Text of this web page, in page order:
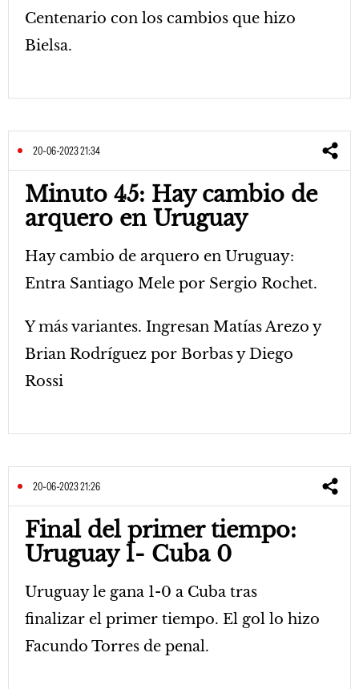
Centenario con los cambios que hizo
Bielsa.
20-06-2023 21:34
Minuto 45: Hay cambio de
arquero en Uruguay
Hay cambio de arquero en Uruguay:
Entra Santiago Mele por Sergio Rochet.
Y más variantes. Ingresan Matías Arezo y
Brian Rodríguez por Borbas y Diego
Rossi
20-06-2023 21:26
Final del primer tiempo:
Uruguay 1- Cuba 0
Uruguay le gana 1-0 a Cuba tras
finalizar el primer tiempo. El gol lo hizo
Facundo Torres de penal.